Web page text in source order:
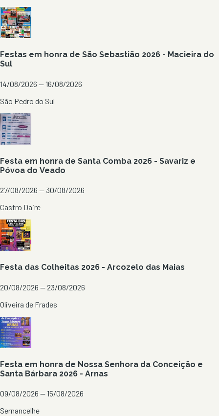
Festas em honra de São Sebastião 2026 - Macieira do
Sul
14/08/2026 — 16/08/2026
São Pedro do Sul
Festa em honra de Santa Comba 2026 - Savariz e
Póvoa do Veado
27/08/2026 — 30/08/2026
Castro Daire
Festa das Colheitas 2026 - Arcozelo das Maias
20/08/2026 — 23/08/2026
Oliveira de Frades
Festa em honra de Nossa Senhora da Conceição e
Santa Bárbara 2026 - Arnas
09/08/2026 — 15/08/2026
Sernancelhe